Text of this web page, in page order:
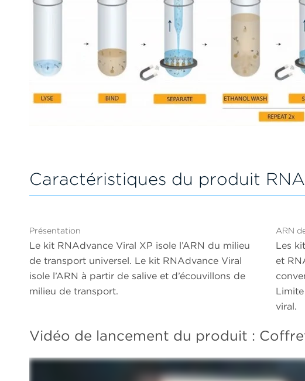
Caractéristiques du produit
Présentation
Le kit RNAdvance Viral XP isole l’ARN du milieu
de transport universel. Le kit RNAdvance Viral
isole l’ARN à partir de salive et d’écouvillons de
milieu de transport.
ARN
Les
et
viral.
Vidéo de lancement du produit :